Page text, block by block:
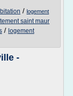
/ logement
saint maur
/ logement
-